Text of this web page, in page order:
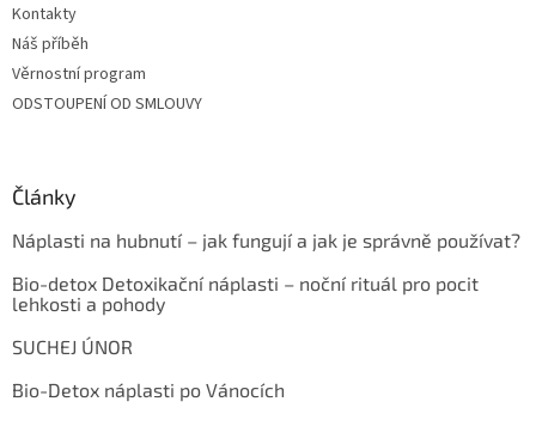
Kontakty
Náš příběh
Věrnostní program
ODSTOUPENÍ OD SMLOUVY
Články
Náplasti na hubnutí – jak fungují a jak je správně používat?
Bio-detox Detoxikační náplasti – noční rituál pro pocit
lehkosti a pohody
SUCHEJ ÚNOR
Bio-Detox náplasti po Vánocích